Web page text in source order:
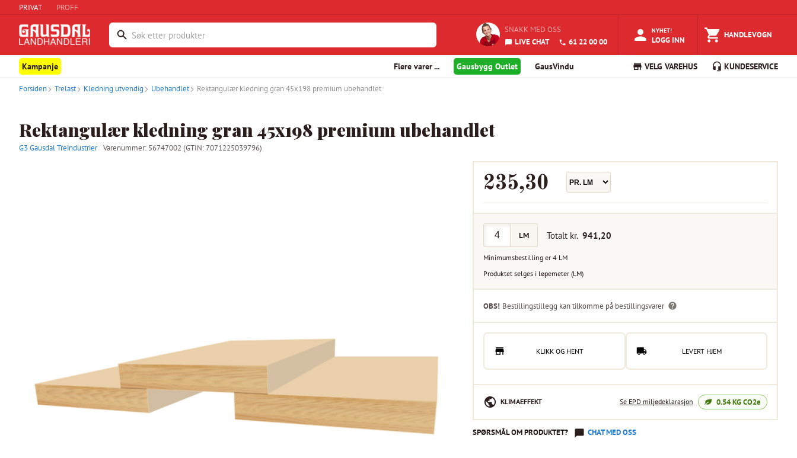
PRIVAT PROFF
SNAKK MED OSS
LIVE CHAT
61 22 00 00
NYHET!
LOGG INN HANDLEVOGN
Kampanje Flere varer ... Gausbygg Outlet GausVindu VELG VAREHUS KUNDESERVICE
Forsiden Trelast Kledning utvendig Ubehandlet Rektangulær kledning gran 45x198 premium ubehandlet
Rektangulær kledning gran 45x198 premium ubehandlet
G3 Gausdal Treindustrier Varenummer: 56747002 (GTIN: 7071225039796)
235,30
LM Totalt kr.941,20
Minimumsbestilling er4 LM
Produktet selges i løpemeter (LM)
OBS! Bestillingstillegg kan tilkomme på bestillingsvarer
KLIKK OG HENT LEVERT HJEM
KLIMAEFFEKT Se EPD miljødeklarasjon 0.54KG CO2e
SPØRSMÅL OM PRODUKTET? CHAT MED OSS